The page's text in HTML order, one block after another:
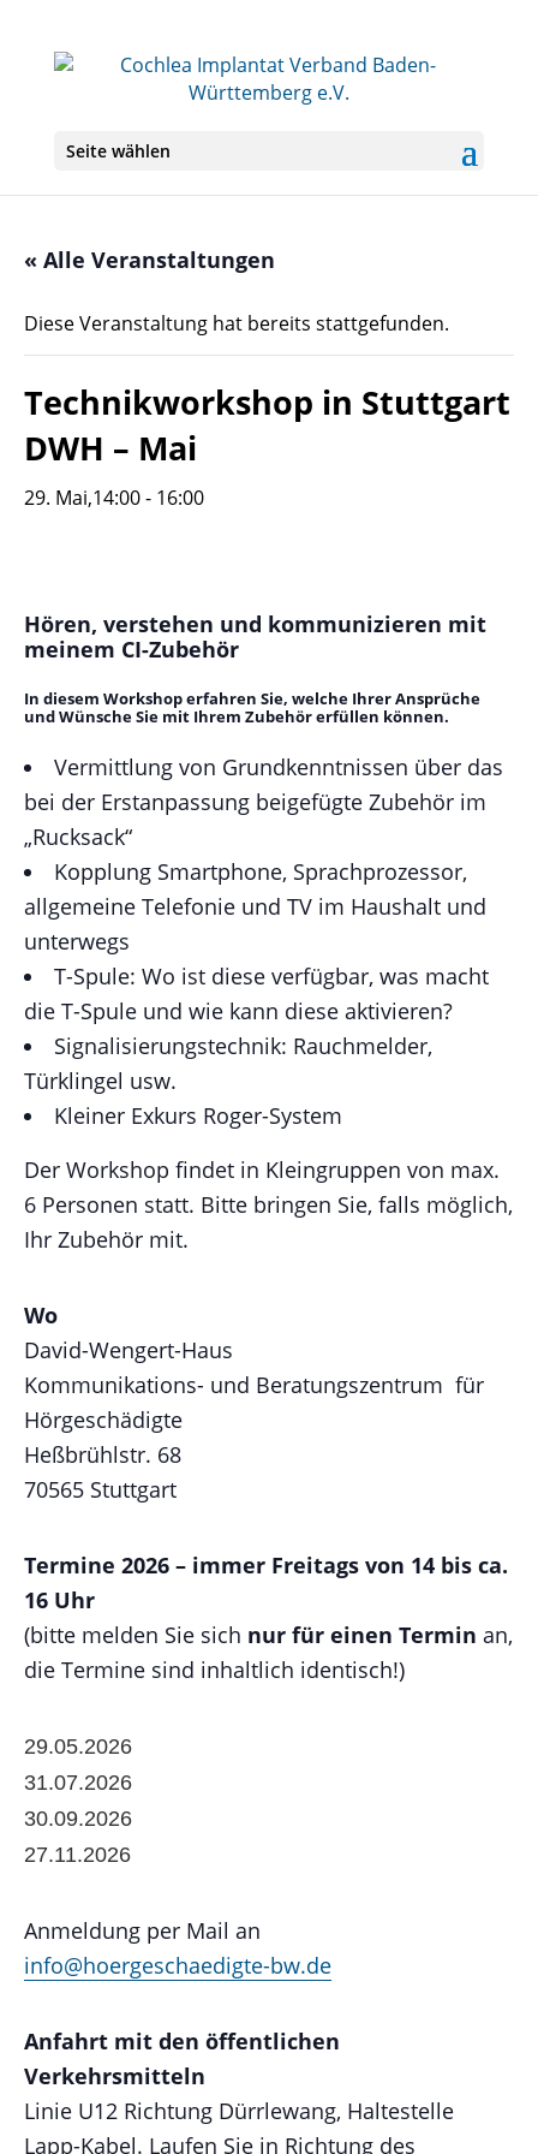
Seite wählen
« Alle Veranstaltungen
Diese Veranstaltung hat bereits stattgefunden.
Technikworkshop in Stuttgart
DWH – Mai
29. Mai,14:00- 16:00
Hören, verstehen und kommunizieren mit
meinem CI-Zubehör
In diesem Workshop erfahren Sie, welche Ihrer Ansprüche
und Wünsche Sie mit Ihrem Zubehör erfüllen können.
Vermittlung von Grundkenntnissen über das
bei der Erstanpassung beigefügte Zubehör im
„Rucksack“
Kopplung Smartphone, Sprachprozessor,
allgemeine Telefonie und TV im Haushalt und
unterwegs
T-Spule: Wo ist diese verfügbar, was macht
die T-Spule und wie kann diese aktivieren?
Signalisierungstechnik: Rauchmelder,
Türklingel usw.
Kleiner Exkurs Roger-System
Der Workshop findet in Kleingruppen von max.
6 Personen statt. Bitte bringen Sie, falls möglich,
Ihr Zubehör mit.
Wo
David-Wengert-Haus
Kommunikations- und Beratungszentrum für
Hörgeschädigte
Heßbrühlstr. 68
70565 Stuttgart
Termine 2026 – immer Freitags von 14 bis ca.
16 Uhr
(bitte melden Sie sich nur für einen Termin an,
die Termine sind inhaltlich identisch!)
29.05.2026
31.07.2026
30.09.2026
27.11.2026
Anmeldung per Mail an
info@hoergeschaedigte-bw.de
Anfahrt mit den öffentlichen
Verkehrsmitteln
Linie U12 Richtung Dürrlewang, Haltestelle
Lapp-Kabel. Laufen Sie in Richtung des